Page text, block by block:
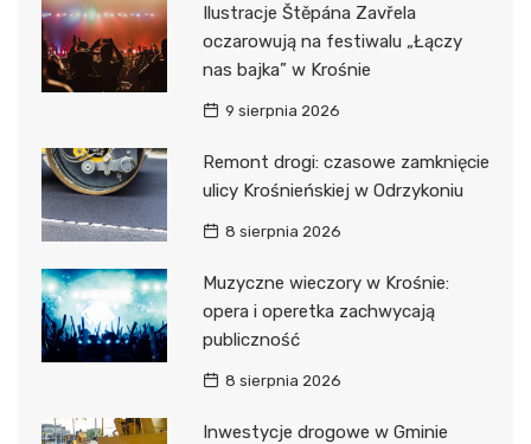
Ilustracje Štěpána Zavřela
oczarowują na festiwalu „Łączy
nas bajka” w Krośnie
9 sierpnia 2026
Remont drogi: czasowe zamknięcie
ulicy Krośnieńskiej w Odrzykoniu
8 sierpnia 2026
Muzyczne wieczory w Krośnie:
opera i operetka zachwycają
publiczność
8 sierpnia 2026
Inwestycje drogowe w Gminie